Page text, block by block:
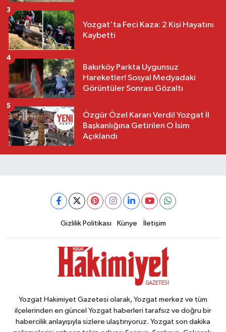
Yozgat'ta Feci Kaza: 2 Kişi Hayatını
Kaybetti
3
Bakırköy Parkta Uygunsuz
Hareketler! Sosyal Medyadaki
Görüntüler Sonrası Gözaltı
4
Özgür Özel Kararı Verdi! Yozgat İl
Başkanlığına Getirilen O İsim
Açıklandı
5
Gizlilik Politikası Künye İletişim
Yozgat Hakimiyet Gazetesi olarak, Yozgat merkez ve tüm
ilçelerinden en güncel Yozgat haberleri tarafsız ve doğru bir
habercilik anlayışıyla sizlere ulaştırıyoruz. Yozgat son dakika